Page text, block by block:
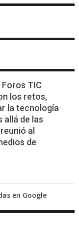
Foros TIC
los retos,
la tecnología
allá de las
al
de
en Google